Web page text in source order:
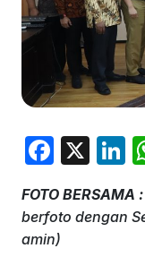
F
c
e
X
k
FOTO BERSAMA :
berfoto dengan
amin)